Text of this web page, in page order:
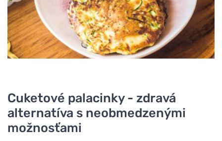
Cuketové palacinky - zdravá
alternatíva s neobmedzenými
možnosťami